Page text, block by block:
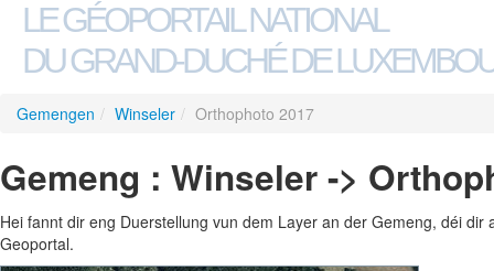
LE GÉOPORTAIL NATIONAL
DU GRAND-DUCHÉ DE
Gemengen / Winseler / Orthophoto 2017
Gemeng : Winseler ->
Hei fannt dir eng Duerstellung vun dem Layer an der Gemeng, déi
Geoportal.